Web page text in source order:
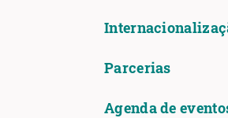
Parcerias
Agenda de